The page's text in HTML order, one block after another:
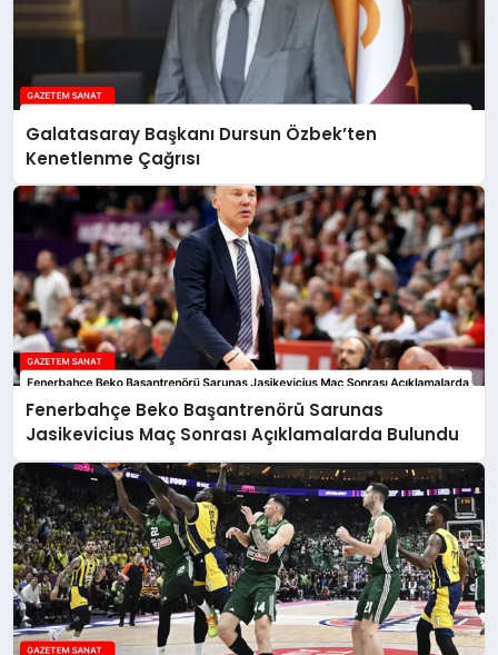
Galatasaray Başkanı Dursun Özbek’ten
Kenetlenme Çağrısı
Fenerbahçe Beko Başantrenörü Sarunas
Jasikevicius Maç Sonrası Açıklamalarda Bulundu